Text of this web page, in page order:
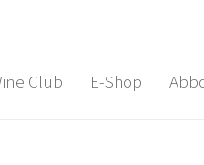
Club E-Shop